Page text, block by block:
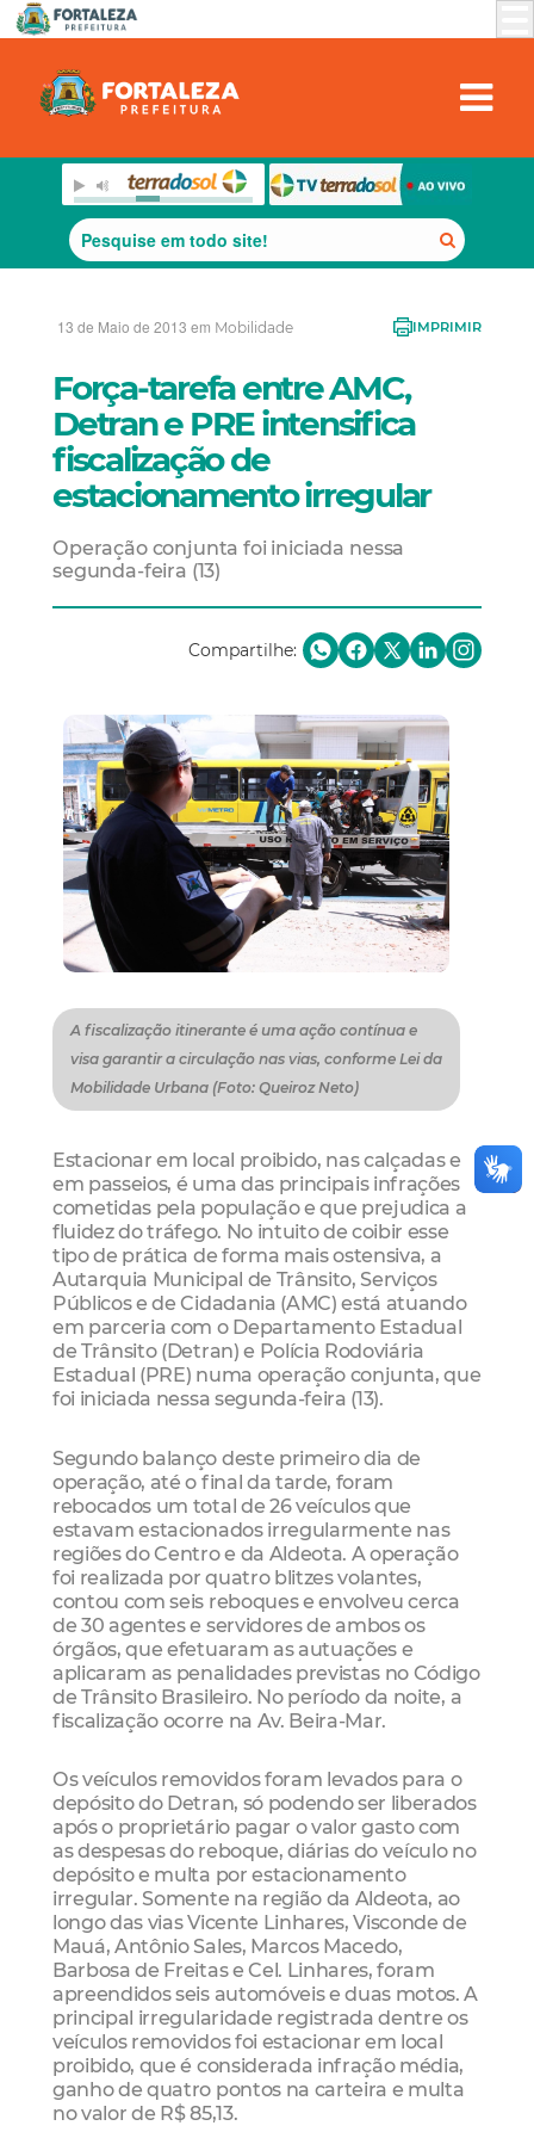
13 de Maio de 2013 em Mobilidade IMPRIMIR
Força-tarefa entre AMC,
Detran e PRE intensifica
fiscalização de
estacionamento irregular
Operação conjunta foi iniciada nessa
segunda-feira (13)
Compartilhe:
A fiscalização itinerante é uma ação contínua e
visa garantir a circulação nas vias, conforme Lei da
Mobilidade Urbana (Foto: Queiroz Neto)
Estacionar em local proibido, nas calçadas e
em passeios, é uma das principais infrações
cometidas pela população e que prejudica a
fluidez do tráfego. No intuito de coibir esse
tipo de prática de forma mais ostensiva, a
Autarquia Municipal de Trânsito, Serviços
Públicos e de Cidadania (AMC) está atuando
em parceria com o Departamento Estadual
de Trânsito (Detran) e Polícia Rodoviária
Estadual (PRE) numa operação conjunta, que
foi iniciada nessa segunda-feira (13).
Segundo balanço deste primeiro dia de
operação, até o final da tarde, foram
rebocados um total de 26 veículos que
estavam estacionados irregularmente nas
regiões do Centro e da Aldeota. A operação
foi realizada por quatro blitzes volantes,
contou com seis reboques e envolveu cerca
de 30 agentes e servidores de ambos os
órgãos, que efetuaram as autuações e
aplicaram as penalidades previstas no Código
de Trânsito Brasileiro. No período da noite, a
fiscalização ocorre na Av. Beira-Mar.
Os veículos removidos foram levados para o
depósito do Detran, só podendo ser liberados
após o proprietário pagar o valor gasto com
as despesas do reboque, diárias do veículo no
depósito e multa por estacionamento
irregular. Somente na região da Aldeota, ao
longo das vias Vicente Linhares, Visconde de
Mauá, Antônio Sales, Marcos Macedo,
Barbosa de Freitas e Cel. Linhares, foram
apreendidos seis automóveis e duas motos. A
principal irregularidade registrada dentre os
veículos removidos foi estacionar em local
proibido, que é considerada infração média,
ganho de quatro pontos na carteira e multa
no valor de R$ 85,13.